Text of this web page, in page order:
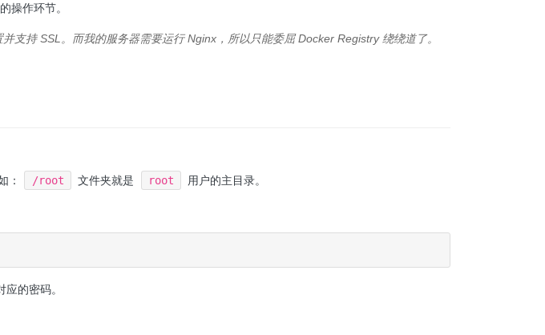
操作环节。
持 SSL。而我的服务器需要运行 Nginx，所以只能委屈 Docker Registry 绕绕道了。
： /root 文件夹就是 root 用户的主目录。
的密码。